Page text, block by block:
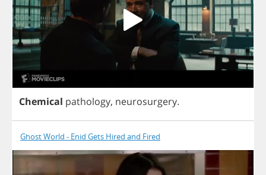
Chemical pathology, neurosurgery.
Ghost World - Enid Gets Hired and Fired